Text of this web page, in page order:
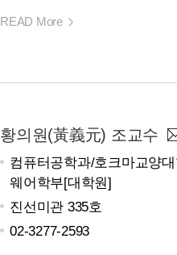
READ More
황의원(黃義元) 조교수
컴퓨터공학과/호크마교양
웨어학부[대학원]
진선미관 335호
02-3277-2593